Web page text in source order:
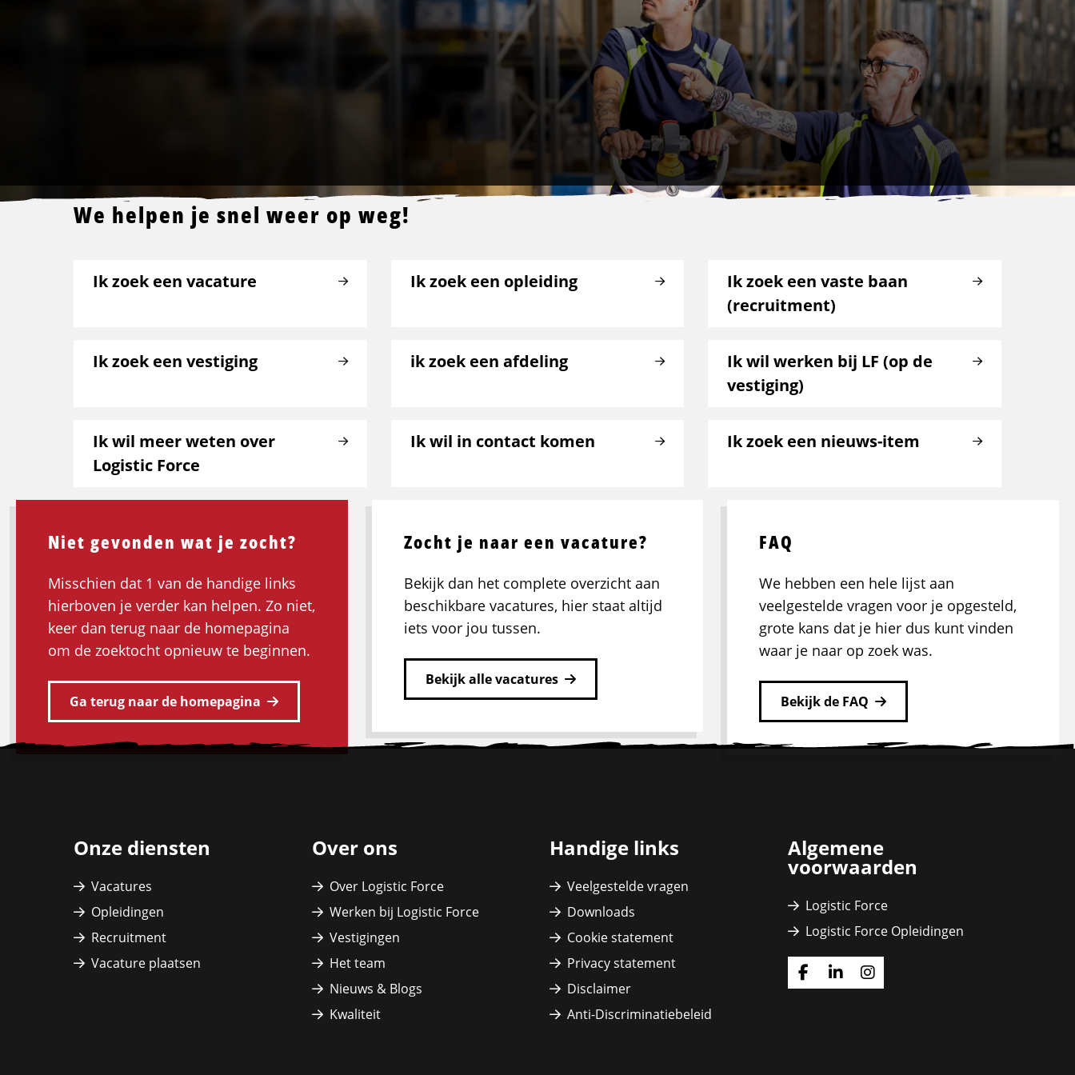
We helpen je snel weer op weg!
Ik zoek een vacature Ik zoek een opleiding
Ik zoek een vaste baan
(recruitment)
Ik zoek een vestiging ik zoek een afdeling
Ik wil werken bij LF (op de
vestiging)
Ik wil meer weten over
Logistic Force
Ik wil in contact komen Ik zoek een nieuws-item
Niet gevonden wat je zocht?
Misschien dat 1 van de handige links
hierboven je verder kan helpen. Zo niet,
keer dan terug naar de homepagina
om de zoektocht opnieuw te beginnen.
Ga terug naar de homepagina
Zocht je naar een vacature?
Bekijk dan het complete overzicht aan
beschikbare vacatures, hier staat altijd
iets voor jou tussen.
Bekijk alle vacatures
FAQ
We hebben een hele lijst aan
veelgestelde vragen voor je opgesteld,
grote kans dat je hier dus kunt vinden
waar je naar op zoek was.
Bekijk de FAQ
Onze diensten
Vacatures
Opleidingen
Recruitment
Vacature plaatsen
Over ons
Over Logistic Force
Werken bij Logistic Force
Vestigingen
Het team
Nieuws & Blogs
Kwaliteit
Handige links
Veelgestelde vragen
Downloads
Cookie statement
Privacy statement
Disclaimer
Anti-Discriminatiebeleid
Algemene
voorwaarden
Logistic Force
Logistic Force Opleidingen
Ga
Ga
Ga